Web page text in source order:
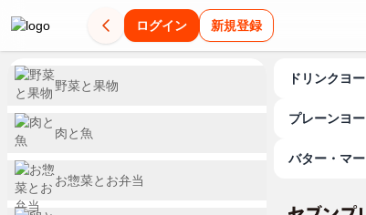
ログイン 新規登録
ドリンクヨ
プレーンヨ
バター・マ
野菜と果物
肉と魚
お惣菜とお弁当